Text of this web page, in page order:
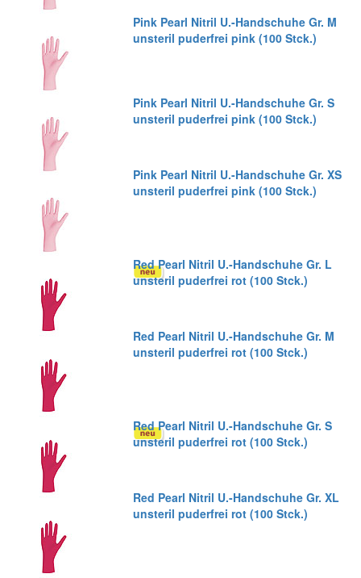
Pink Pearl Nitril U.-Handschuhe Gr. M
unsteril puderfrei pink (100 Stck.)
Pink Pearl Nitril U.-Handschuhe Gr. S
unsteril puderfrei pink (100 Stck.)
Pink Pearl Nitril U.-Handschuhe Gr. XS
unsteril puderfrei pink (100 Stck.)
Red Pearl Nitril U.-Handschuhe Gr. L
unsteril puderfrei rot (100 Stck.)
Red Pearl Nitril U.-Handschuhe Gr. M
unsteril puderfrei rot (100 Stck.)
Red Pearl Nitril U.-Handschuhe Gr. S
unsteril puderfrei rot (100 Stck.)
Red Pearl Nitril U.-Handschuhe Gr. XL
unsteril puderfrei rot (100 Stck.)